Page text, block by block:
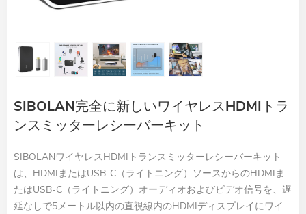
SIBOLAN完全に新しいワイヤレスHDMIトラ
ンスミッターレシーバーキット
SIBOLANワイヤレスHDMIトランスミッターレシーバーキット
は、HDMIまたはUSB-C（ライトニング）ソースからのHDMIま
たはUSB-C（ライトニング）オーディオおよびビデオ信号を、遅
延なしで5メートル以内の直視線内のHDMIディスプレイにワイ